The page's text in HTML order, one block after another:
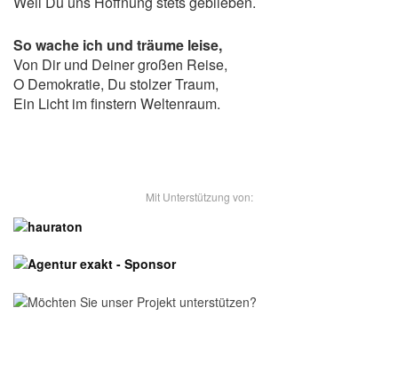
So wache ich und träume leise,
Von Dir und Deiner großen Reise,
O Demokratie, Du stolzer Traum,
Ein Licht im finstern Weltenraum.
- Unsere Sponsoren -